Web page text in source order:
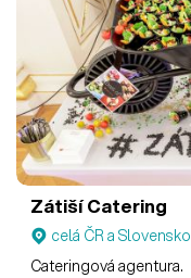
Zátiší Catering
celá ČR a Slovensko
Cateringová agentura.